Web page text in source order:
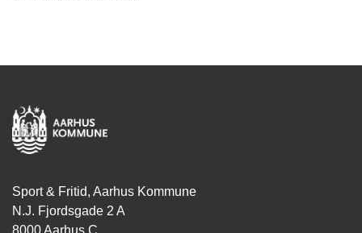
Sport & Fritid, Aarhus Kommune
N.J. Fjordsgade 2 A
8000 Aarhus C